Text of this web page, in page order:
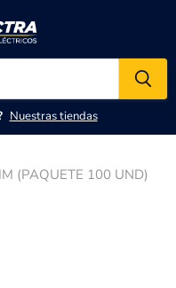
Nuestras tiendas
(PAQUETE 100 UND)